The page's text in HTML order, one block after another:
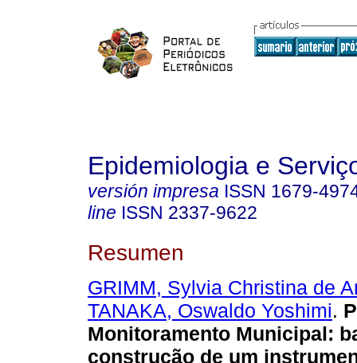
Epidemiologia e
versión impresa ISSN 1679-
line ISSN 2337-9622
Resumen
GRIMM, Sylvia Christina de
TANAKA, Oswaldo Yoshimi.
Monitoramento Municipal:
construção de um